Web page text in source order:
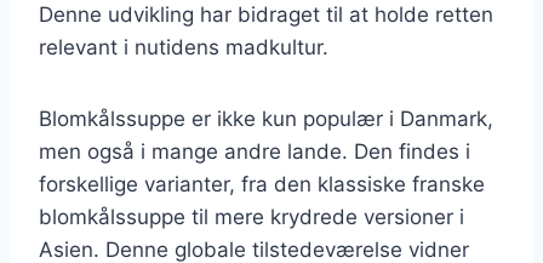
Denne udvikling har bidraget til at holde retten
relevant i nutidens madkultur.
Blomkålssuppe er ikke kun populær i Danmark,
men også i mange andre lande. Den findes i
forskellige varianter, fra den klassiske franske
blomkålssuppe til mere krydrede versioner i
Asien. Denne globale tilstedeværelse vidner